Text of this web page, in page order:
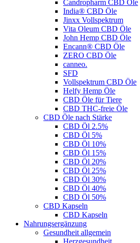
Candropharm CBD Öle
India® CBD Öle
Jinxx Vollspektrum
Vita Oleum CBD Öle
John Hemp CBD Öle
Encann® CBD Öle
ZERO CBD Öle
canneo.
SFD
Vollspektrum CBD Öle
Helfy Hemp Öle
CBD Öle für Tiere
CBD THC-freie Öle
CBD Öle nach Stärke
CBD Öl 2.5%
CBD Öl 5%
CBD Öl 10%
CBD Öl 15%
CBD Öl 20%
CBD Öl 25%
CBD Öl 30%
CBD Öl 40%
CBD Öl 50%
CBD Kapseln
CBD Kapseln
Nahrungsergänzung
Gesundheit allgemein
Herzgesundheit